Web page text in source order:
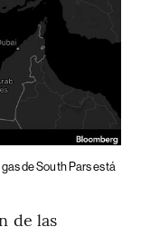
de South Pars está
de las